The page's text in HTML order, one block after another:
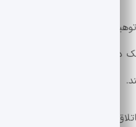
آمیز ، جلو ، مذاکره و
در وسط اقیانوس ، دو افسر
می کنند ، کلاه ها را به